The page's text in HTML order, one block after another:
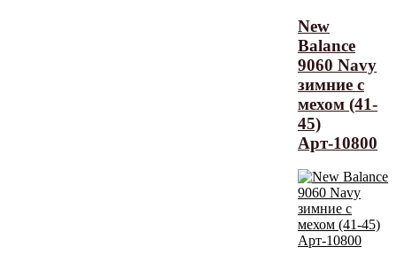
New
Balance
9060 Navy
зимние с
мехом (41-
45)
Арт-10800